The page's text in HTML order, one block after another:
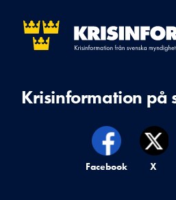
Krisinformation på
Krisinformation på,
Facebook X